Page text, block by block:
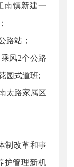
南镇新建一
路站；
风2个公路
园式道班;
太路家属区
制改革和事
护管理新机